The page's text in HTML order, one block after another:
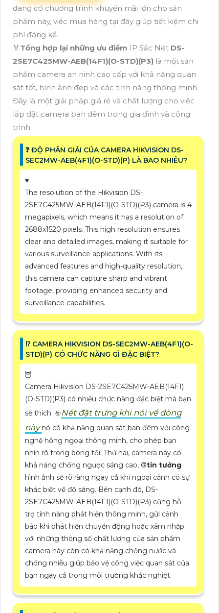
đang có chương trình khuyến mãi lớn cho sản
phẩm này, việc mua hàng tại đây giúp tiết kiệm chi
phí đáng kể.
️🏅 Tổng hợp lại những ưu điểm IP Sắc Nét DS-
2SE7C425MW-AEB(14F1)(O-STD)(P3) là một sản
phẩm camera an ninh cao cấp với khả năng quan
sát tốt, hình ảnh đẹp và các tính năng thông minh.
Đây là một giải pháp giá rẻ và chất lượng cho việc
lắp đặt camera ban đêm trong gia đình và công
trình.
️❓ ĐỘ PHÂN GIẢI CỦA CAMERA HIKVISION DS-
SEC2MW-AEB(4F1)(O-STD)(P) LÀ BAO NHIÊU?
♥️
The resolution of the Hikvision DS-
2SE7C425MW-AEB(14F1)(O-STD)(P3) camera is 4
megapixels, which means it has a resolution of
2688x1520 pixels. This high resolution ensures
clear and detailed images, making it suitable for
various surveillance applications. With its
advanced features and high-quality resolution,
this camera can capture sharp and vibrant
footage, providing enhanced security and
surveillance capabilities.
⁉️ CAMERA HIKVISION DS-SEC2MW-AEB(4F1)(O-
STD)(P) CÓ CHỨC NĂNG GÌ ĐẶC BIỆT?
🦉
Camera Hikvision DS-2SE7C425MW-AEB(14F1)
(O-STD)(P3) có nhiều chức năng đặc biệt mà bạn
sẽ thích. ☣️Nét đặt trưng khi nói về dòng
nàynó có khả năng quan sát ban đêm với công
nghệ hồng ngoại thông minh, cho phép bạn
nhìn rõ trong bóng tối. Thứ hai, camera này có
khả năng chống ngược sáng cao, ®️tin tưởng
hình ảnh sẽ rõ ràng ngay cả khi ngoại cảnh có sự
khác biệt về độ sáng. Bên cạnh đó, DS-
2SE7C425MW-AEB(14F1)(O-STD)(P3) cũng hỗ
trợ tính năng phát hiện thông minh, gửi cảnh
báo khi phát hiện chuyển động hoặc xâm nhập.
với những thông số chất lượng của sản phẩm
camera này còn có khả năng chống nước và
chống nhiễu giúp bảo vệ công việc quan sát của
bạn ngay cả trong môi trường khắc nghiệt.